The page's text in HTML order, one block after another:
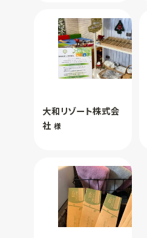
大和リゾート株式会
社 様